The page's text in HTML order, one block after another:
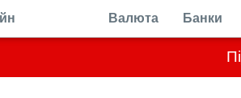
Валюта Банки